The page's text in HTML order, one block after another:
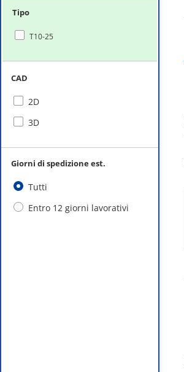
Tipo
T10-25
CAD
2D
3D
Giorni di spedizione est.
Tutti
Entro 12 giorni lavorativi